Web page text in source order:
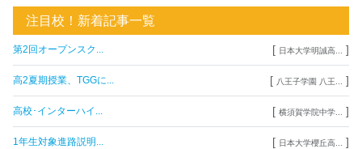
注目校！新着記事一覧
第2回オープンスク... [ 日本大学明誠高... ]
高2夏期授業、TGGに... [ 八王子学園 八王... ]
高校･インターハイ... [ 横須賀学院中学... ]
1年生対象進路説明... [ 日本大学櫻丘高... ]